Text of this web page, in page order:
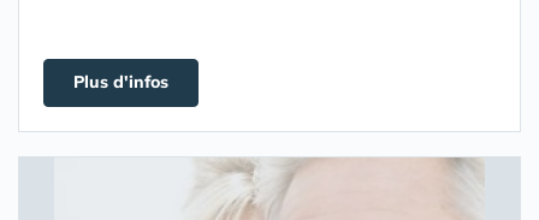
Plus d'infos